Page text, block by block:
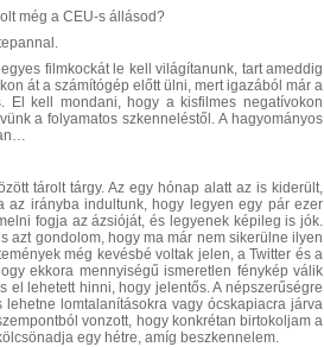
még a CEU-s állásod?
filmkockát le kell világítanunk, tart ameddig
át a számítógép előtt ülni, mert igazából már a
kell mondani, hogy a kisfilmes negatívokon
a folyamatos szkenneléstől. A hagyományos
tárolt tárgy. Az egy hónap alatt az is kiderült,
az irányba indultunk, hogy legyen egy pár ezer
fogja az ázsióját, és legyenek képileg is jók.
azt gondolom, hogy ma már nem sikerülne ilyen
még kevésbé voltak jelen, a Twitter és a
ekkora mennyiségű ismeretlen fénykép válik
el lehetett hinni, hogy jelentős. A népszerűségre
lomtalanításokra vagy ócskapiacra járva
vonzott, hogy konkrétan birtokoljam a
egy hétre, amíg beszkennelem.